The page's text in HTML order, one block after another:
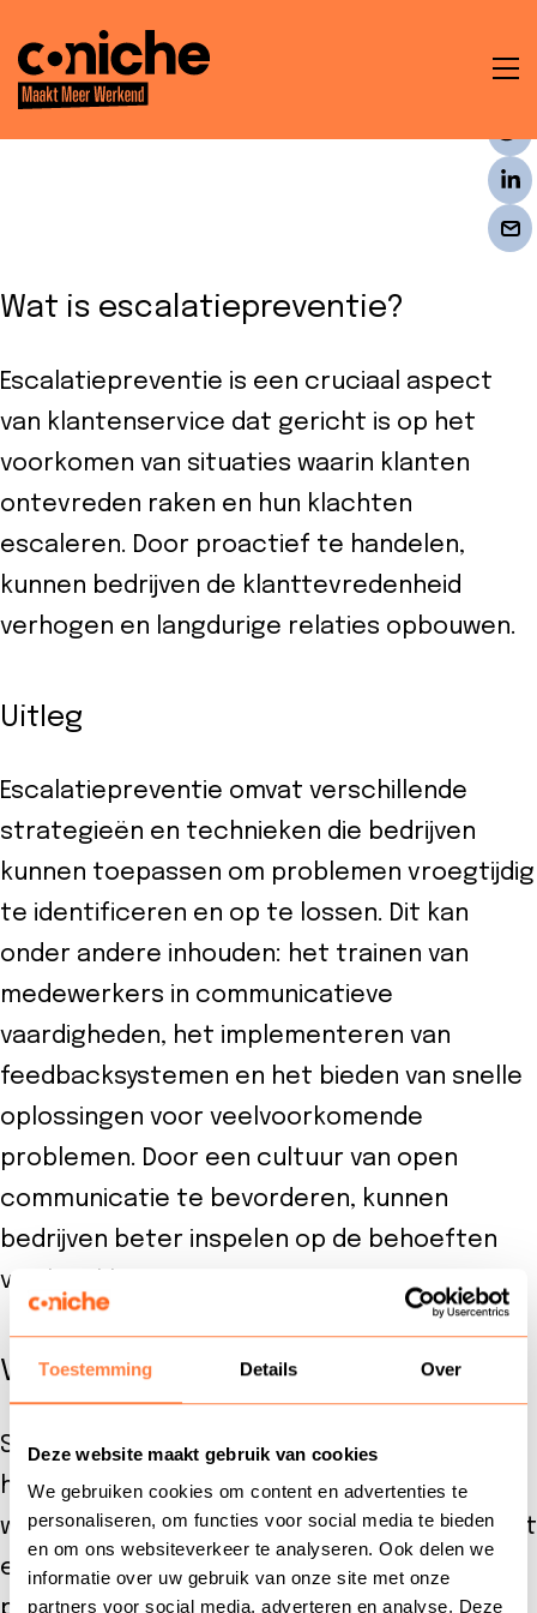
Toestemming Details Over
Deze website maakt gebruik van cookies
We gebruiken cookies om content en advertenties te
personaliseren, om functies voor social media te bieden
en om ons websiteverkeer te analyseren. Ook delen we
informatie over uw gebruik van onze site met onze
partners voor social media, adverteren en analyse. Deze
Contact
Wat is escalatiepreventie?
Escalatiepreventie is een cruciaal aspect
van klantenservice dat gericht is op het
voorkomen van situaties waarin klanten
ontevreden raken en hun klachten
escaleren. Door proactief te handelen,
kunnen bedrijven de klanttevredenheid
verhogen en langdurige relaties opbouwen.
Uitleg
Escalatiepreventie omvat verschillende
strategieën en technieken die bedrijven
kunnen toepassen om problemen vroegtijdig
te identificeren en op te lossen. Dit kan
onder andere inhouden: het trainen van
medewerkers in communicatieve
vaardigheden, het implementeren van
feedbacksystemen en het bieden van snelle
oplossingen voor veelvoorkomende
problemen. Door een cultuur van open
communicatie te bevorderen, kunnen
bedrijven beter inspelen op de behoeften
van hun klanten.
Voorbeeld van Escalatiepreventie
Stel je voor dat een klant een probleem
heeft met een product. In plaats van te
wachten tot de klant zich gefrustreerd voelt
en een klacht indient, kan een bedrijf